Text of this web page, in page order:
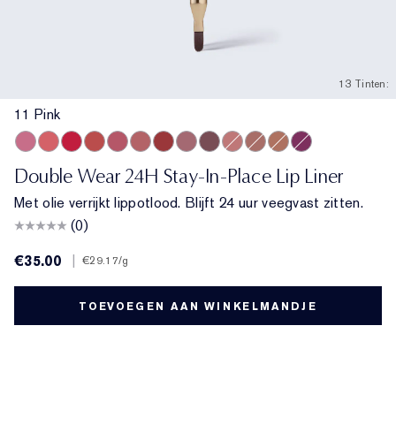
13 Tinten:
11 Pink
Double Wear 24H Stay-In-Place Lip Liner
Met olie verrijkt lippotlood. Blijft 24 uur veegvast zitten.
(0)
€35.00
€29.17/g
TOEVOEGEN AAN WINKELMANDJE